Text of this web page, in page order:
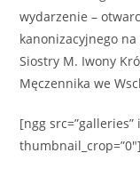
wydarzenie –
kanonizacyjnego
Siostry M. Iwony
Męczennika we
[ngg src=”galleries”
thumbnail_crop=”0″]